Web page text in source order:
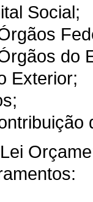
Social;
do
Exterior;